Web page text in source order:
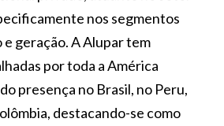
nos segmentos
e geração. A Alupar tem
por toda a América
presença no Brasil, no Peru,
destacando-se como